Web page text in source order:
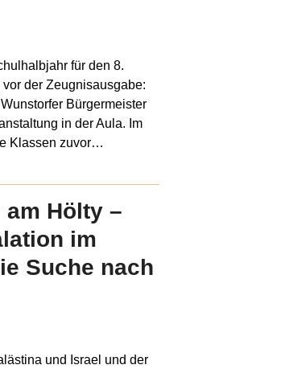
für den 8.
der Zeugnisausgabe:
Bürgermeister
in der Aula. Im
Klassen zuvor…
Hölty –
im
Suche nach
und Israel und der